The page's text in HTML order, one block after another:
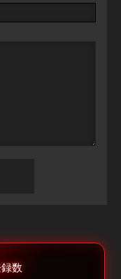
数